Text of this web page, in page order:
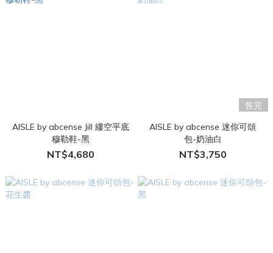
AISLE by abcense Jill 縷空平底
穆勒鞋-黑
NT$4,680
售完
AISLE by abcense 迷你可頌
包-奶油白
NT$3,750